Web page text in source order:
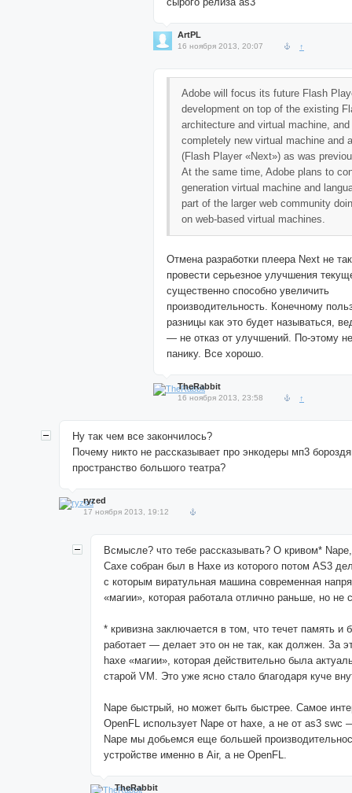
ArtPL
16 ноября 2013, 20:07 ↑
Adobe will focus its future Flash
development on top of the existing
architecture and virtual machine,
completely new virtual machine and
(Flash Player «Next») as was
At the same time, Adobe plans to
generation virtual machine and
part of the larger web community
on web-based virtual machines.
Отмена разработки плеера Next не
провести серьезное улучшения
существенно способно увеличить
производительность. Конечному
разницы как это будет называться,
— не отказ от улучшений. По-этому
панику. Все хорошо.
TheRabbit
16 ноября 2013, 23:58 ↑
Ну так чем все закончилось?
Почему никто не рассказывает про энкодеры мп3
пространство большого театра?
ryzed
17 ноября 2013, 19:12
Всмысле? что тебе рассказывать? О кривом*
Caxe собран был в Haxe из которого потом AS3
с которым виратульная машина современная
«магии», которая работала отлично раньше, но не
* кривизна заключается в том, что течет память и
работает — делает это он не так, как должен. За
haxe «магии», которая действительно была
старой VM. Это уже ясно стало благодаря куче
Nape быстрый, но может быть быстрее. Самое
OpenFL использует Nape от haxe, а не от as3 swc
Nape мы добьемся еще большей
устройстве именно в Air, а не OpenFL.
TheRabbit